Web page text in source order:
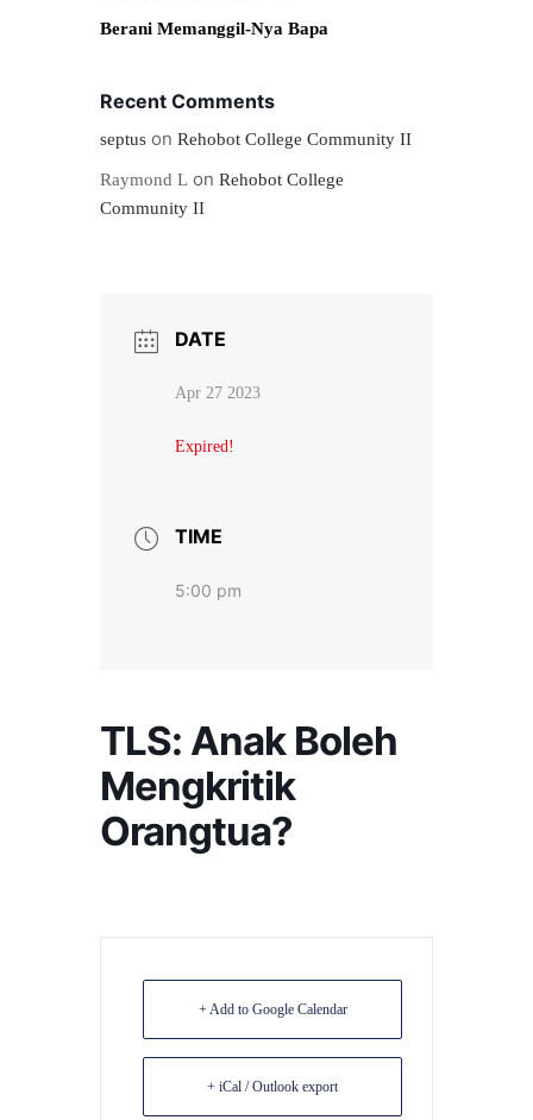
Berani Memanggil-Nya Bapa
Recent Comments
septus on Rehobot College Community II
Raymond L on Rehobot College
Community II
DATE
Apr 27 2023
Expired!
TIME
5:00 pm
TLS: Anak Boleh
Mengkritik
Orangtua?
+ Add to Google Calendar
+ iCal / Outlook export